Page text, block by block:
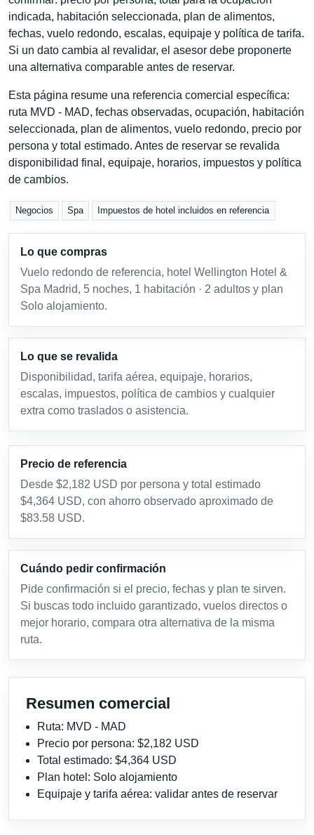
indicada, habitación seleccionada, plan de alimentos,
fechas, vuelo redondo, escalas, equipaje y política de tarifa.
Si un dato cambia al revalidar, el asesor debe proponerte
una alternativa comparable antes de reservar.
Esta página resume una referencia comercial específica:
ruta MVD - MAD, fechas observadas, ocupación, habitación
seleccionada, plan de alimentos, vuelo redondo, precio por
persona y total estimado. Antes de reservar se revalida
disponibilidad final, equipaje, horarios, impuestos y política
de cambios.
Negocios Spa Impuestos de hotel incluidos en referencia
Lo que compras
Vuelo redondo de referencia, hotel Wellington Hotel &
Spa Madrid, 5 noches, 1 habitación · 2 adultos y plan
Solo alojamiento.
Lo que se revalida
Disponibilidad, tarifa aérea, equipaje, horarios,
escalas, impuestos, política de cambios y cualquier
extra como traslados o asistencia.
Precio de referencia
Desde $2,182 USD por persona y total estimado
$4,364 USD, con ahorro observado aproximado de
$83.58 USD.
Cuándo pedir confirmación
Pide confirmación si el precio, fechas y plan te sirven.
Si buscas todo incluido garantizado, vuelos directos o
mejor horario, compara otra alternativa de la misma
ruta.
Resumen comercial
Ruta: MVD - MAD
Precio por persona: $2,182 USD
Total estimado: $4,364 USD
Plan hotel: Solo alojamiento
Equipaje y tarifa aérea: validar antes de reservar